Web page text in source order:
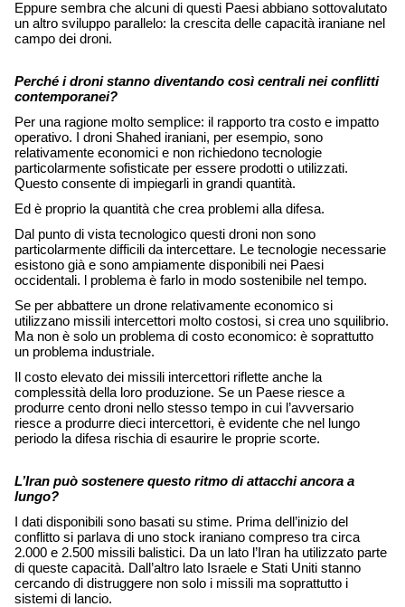
Eppure sembra che alcuni di questi Paesi abbiano sottovalutato
un altro sviluppo parallelo: la crescita delle capacità iraniane nel
campo dei droni.
Perché i droni stanno diventando così centrali nei conflitti
contemporanei?
Per una ragione molto semplice: il rapporto tra costo e impatto
operativo. I droni Shahed iraniani, per esempio, sono
relativamente economici e non richiedono tecnologie
particolarmente sofisticate per essere prodotti o utilizzati.
Questo consente di impiegarli in grandi quantità.
Ed è proprio la quantità che crea problemi alla difesa.
Dal punto di vista tecnologico questi droni non sono
particolarmente difficili da intercettare. Le tecnologie necessarie
esistono già e sono ampiamente disponibili nei Paesi
occidentali. l problema è farlo in modo sostenibile nel tempo.
Se per abbattere un drone relativamente economico si
utilizzano missili intercettori molto costosi, si crea uno squilibrio.
Ma non è solo un problema di costo economico: è soprattutto
un problema industriale.
Il costo elevato dei missili intercettori riflette anche la
complessità della loro produzione. Se un Paese riesce a
produrre cento droni nello stesso tempo in cui l’avversario
riesce a produrre dieci intercettori, è evidente che nel lungo
periodo la difesa rischia di esaurire le proprie scorte.
L’Iran può sostenere questo ritmo di attacchi ancora a
lungo?
I dati disponibili sono basati su stime. Prima dell’inizio del
conflitto si parlava di uno stock iraniano compreso tra circa
2.000 e 2.500 missili balistici. Da un lato l’Iran ha utilizzato parte
di queste capacità. Dall’altro lato Israele e Stati Uniti stanno
cercando di distruggere non solo i missili ma soprattutto i
sistemi di lancio.